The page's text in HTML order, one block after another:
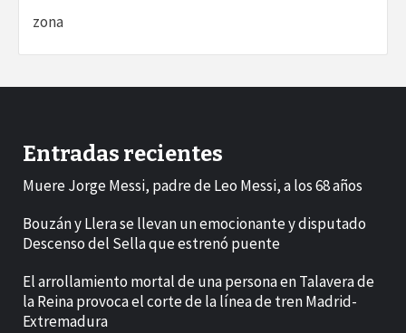
zona
Entradas recientes
Muere Jorge Messi, padre de Leo Messi, a los 68 años
Bouzán y Llera se llevan un emocionante y disputado
Descenso del Sella que estrenó puente
El arrollamiento mortal de una persona en Talavera de
la Reina provoca el corte de la línea de tren Madrid-
Extremadura